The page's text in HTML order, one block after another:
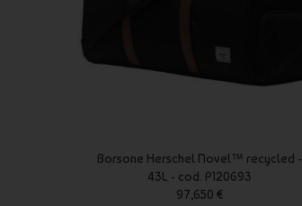
Borsone Herschel Novel™ recycled -
43L - cod. P120693
97,650 €